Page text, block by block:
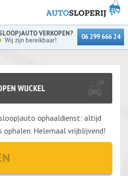
VERKOPEN?
Wij zijn bereikbaar!
06 299 666 24
WIJCKEL
ophaaldienst: altijd
ophalen. Helemaal vrijblijvend!